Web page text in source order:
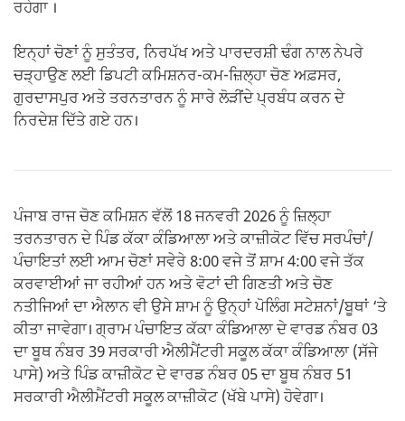
ਰਹੇਗਾ ।
ਇਨ੍ਹਾਂ ਚੋਣਾਂ ਨੂੰ ਸੁਤੰਤਰ, ਨਿਰਪੱਖ ਅਤੇ ਪਾਰਦਰਸ਼ੀ ਢੰਗ ਨਾਲ ਨੇਪਰੇ
ਚੜ੍ਹਾਉਣ ਲਈ ਡਿਪਟੀ ਕਮਿਸ਼ਨਰ-ਕਮ-ਜ਼ਿਲ੍ਹਾ ਚੋਣ ਅਫ਼ਸਰ,
ਗੁਰਦਾਸਪੁਰ ਅਤੇ ਤਰਨਤਾਰਨ ਨੂੰ ਸਾਰੇ ਲੋੜੀਂਦੇ ਪ੍ਰਬੰਧ ਕਰਨ ਦੇ
ਨਿਰਦੇਸ਼ ਦਿੱਤੇ ਗਏ ਹਨ।
ਪੰਜਾਬ ਰਾਜ ਚੋਣ ਕਮਿਸ਼ਨ ਵੱਲੋਂ 18 ਜਨਵਰੀ 2026 ਨੂੰ ਜ਼ਿਲ੍ਹਾ
ਤਰਨਤਾਰਨ ਦੇ ਪਿੰਡ ਕੱਕਾ ਕੰਡਿਆਲਾ ਅਤੇ ਕਾਜ਼ੀਕੋਟ ਵਿੱਚ ਸਰਪੰਚਾਂ/
ਪੰਚਾਇਤਾਂ ਲਈ ਆਮ ਚੋਣਾਂ ਸਵੇਰੇ 8:00 ਵਜੇ ਤੋਂ ਸ਼ਾਮ 4:00 ਵਜੇ ਤੱਕ
ਕਰਵਾਈਆਂ ਜਾ ਰਹੀਆਂ ਹਨ ਅਤੇ ਵੋਟਾਂ ਦੀ ਗਿਣਤੀ ਅਤੇ ਚੋਣ
ਨਤੀਜਿਆਂ ਦਾ ਐਲਾਨ ਵੀ ਉਸੇ ਸ਼ਾਮ ਨੂੰ ਉਨ੍ਹਾਂ ਪੋਲਿੰਗ ਸਟੇਸ਼ਨਾਂ/ਬੂਥਾਂ ‘ਤੇ
ਕੀਤਾ ਜਾਵੇਗਾ। ਗ੍ਰਾਮ ਪੰਚਾਇਤ ਕੱਕਾ ਕੰਡਿਆਲਾ ਦੇ ਵਾਰਡ ਨੰਬਰ 03
ਦਾ ਬੂਥ ਨੰਬਰ 39 ਸਰਕਾਰੀ ਐਲੀਮੈਂਟਰੀ ਸਕੂਲ ਕੱਕਾ ਕੰਡਿਆਲਾ (ਸੱਜੇ
ਪਾਸੇ) ਅਤੇ ਪਿੰਡ ਕਾਜ਼ੀਕੋਟ ਦੇ ਵਾਰਡ ਨੰਬਰ 05 ਦਾ ਬੂਥ ਨੰਬਰ 51
ਸਰਕਾਰੀ ਐਲੀਮੈਂਟਰੀ ਸਕੂਲ ਕਾਜ਼ੀਕੋਟ (ਖੱਬੇ ਪਾਸੇ) ਹੋਵੇਗਾ।